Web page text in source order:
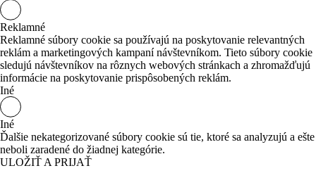
Reklamné
Reklamné súbory cookie sa používajú na poskytovanie relevantných
reklám a marketingových kampaní návštevníkom. Tieto súbory cookie
sledujú návštevníkov na rôznych webových stránkach a zhromažďujú
informácie na poskytovanie prispôsobených reklám.
Iné
Iné
Ďalšie nekategorizované súbory cookie sú tie, ktoré sa analyzujú a ešte
neboli zaradené do žiadnej kategórie.
ULOŽIŤ A PRIJAŤ